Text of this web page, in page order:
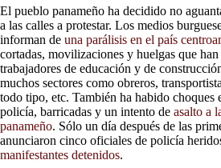
El pueblo panameño ha decidido no
a las calles a protestar. Los medios
informan de una parálisis en el país
cortadas, movilizaciones y huelgas que
trabajadores de educación y de
muchos sectores como obreros,
todo tipo, etc. También ha habido choques
policía, barricadas y un intento de asalto a
panameño. Sólo un día después de las
anunciaron cinco oficiales de policía
manifestantes detenidos.